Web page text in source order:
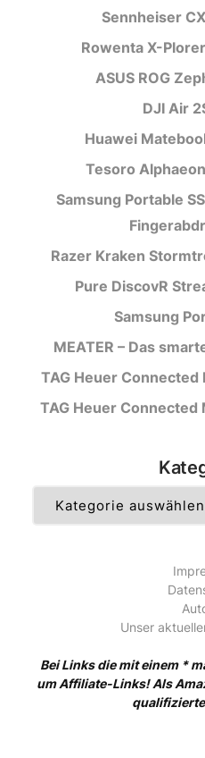
Sennheiser
Rowenta X-
ASUS ROG
DJI Air
Huawei
Tesoro
Samsung Portable
Razer Kraken
Pure DiscovR
Samsung
MEATER – Das
TAG Heuer
TAG Heuer
Unser
Bei Links die mit einem *
um Affiliate-Links! Als